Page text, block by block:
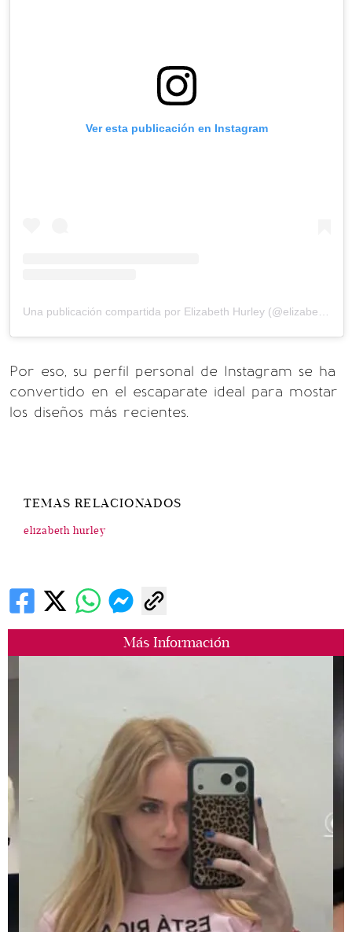
Más Información
Ver esta publicación en Instagram
Por eso, su perfil personal de Instagram se ha
convertido en el escaparate ideal para mostar
los diseños más recientes.
TEMAS RELACIONADOS
elizabeth hurley